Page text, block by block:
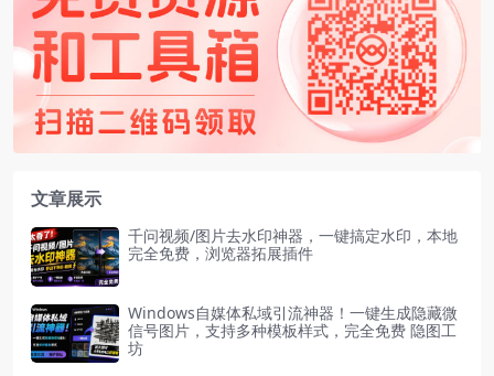
文章展示
千问视频/图片去水印神器，一键搞定水印，本地
完全免费，浏览器拓展插件
Windows自媒体私域引流神器！一键生成隐藏微
信号图片，支持多种模板样式，完全免费 隐图工
坊